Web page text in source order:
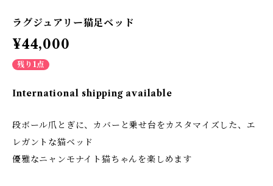
ラグジュアリー猫足ベッド
¥44,000
残り1点
International shipping available
段ボール爪とぎに、カバーと乗せ台をカスタマイズした、エ
レガントな猫ベッド
優雅なニャンモナイト猫ちゃんを楽しめます